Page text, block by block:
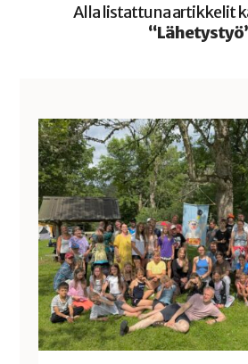
Alla listattuna artikkelit